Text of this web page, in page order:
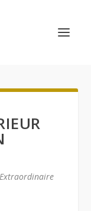
Extraordinaire